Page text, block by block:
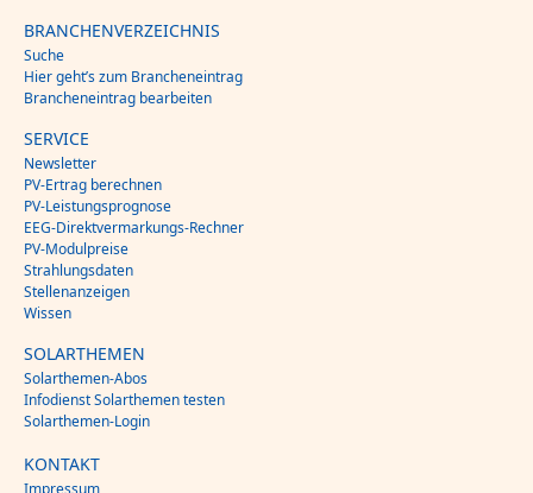
BRANCHENVERZEICHNIS
Suche
Hier geht’s zum Brancheneintrag
Brancheneintrag bearbeiten
SERVICE
Newsletter
PV-Ertrag berechnen
PV-Leistungsprognose
EEG-Direktvermarkungs-Rechner
PV-Modulpreise
Strahlungsdaten
Stellenanzeigen
Wissen
SOLARTHEMEN
Solarthemen-Abos
Infodienst Solarthemen testen
Solarthemen-Login
KONTAKT